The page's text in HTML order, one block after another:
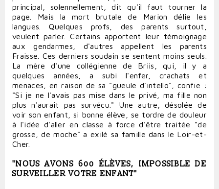
principal, solennellement, dit qu'il faut tourner la
page. Mais la mort brutale de Marion délie les
langues. Quelques profs, des parents surtout,
veulent parler. Certains apportent leur témoignage
aux gendarmes, d'autres appellent les parents
Fraisse. Ces derniers soudain se sentent moins seuls.
La mère d'une collégienne de Briis, qui, il y a
quelques années, a subi l'enfer, crachats et
menaces, en raison de sa "gueule d'intello", confie :
"Si je ne l'avais pas mise dans le privé, ma fille non
plus n'aurait pas survécu." Une autre, désolée de
voir son enfant, si bonne élève, se tordre de douleur
à l'idée d'aller en classe à force d'être traitée "de
grosse, de moche" a exilé sa famille dans le Loir-et-
Cher.
"NOUS AVONS 600 ÉLÈVES, IMPOSSIBLE DE
SURVEILLER VOTRE ENFANT"